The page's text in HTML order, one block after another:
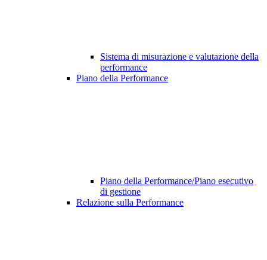
Sistema di misurazione e valutazione della
performance
Piano della Performance
Piano della Performance/Piano esecutivo
di gestione
Relazione sulla Performance